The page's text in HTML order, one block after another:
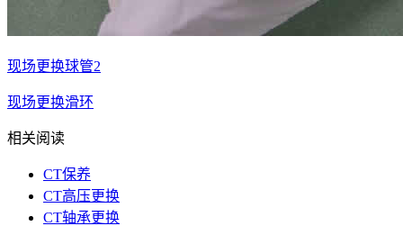
现场更换球管2
现场更换滑环
相关阅读
CT保养
CT高压更换
CT轴承更换